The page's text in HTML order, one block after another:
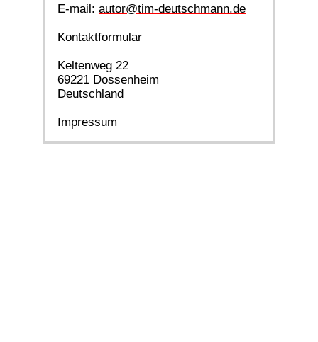
E-mail:autor@tim-deutschmann.de
Kontaktformular
Keltenweg 22
69221 Dossenheim
Deutschland
Impressum